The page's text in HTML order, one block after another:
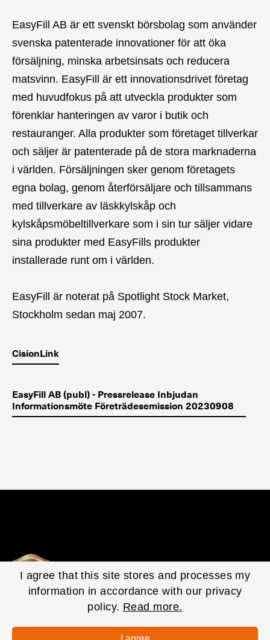
I agree that this site stores and processes my
information in accordance with our privacy
policy. Read more.
EasyFill AB är ett svenskt börsbolag som använder
svenska patenterade innovationer för att öka
försäljning, minska arbetsinsats och reducera
matsvinn. EasyFill är ett innovationsdrivet företag
med huvudfokus på att utveckla produkter som
förenklar hanteringen av varor i butik och
restauranger. Alla produkter som företaget tillverkar
och säljer är patenterade på de stora marknaderna
i världen. Försäljningen sker genom företagets
egna bolag, genom återförsäljare och tillsammans
med tillverkare av läskkylskåp och
kylskåpsmöbeltillverkare som i sin tur säljer vidare
sina produkter med EasyFills produkter
installerade runt om i världen.
EasyFill är noterat på Spotlight Stock Market,
Stockholm sedan maj 2007.
CisionLink
EasyFill AB (publ) - Pressrelease Inbjudan
Informationsmöte Företrädesemission 20230908
© 2020 EasyFill Corporate. All Rights Reserved.